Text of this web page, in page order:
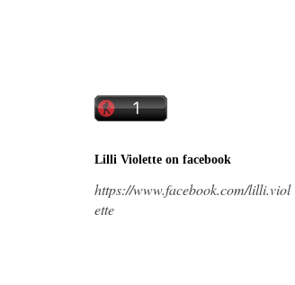
Lilli Violette on facebook
https://www.facebook.com/lilli.viol
ette